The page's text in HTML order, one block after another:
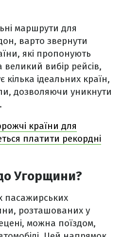
маршрути для
варто звернути
які пропонують
великий вибір рейсів,
кілька ідеальних країн,
дозволяючи уникнути
країни для
платити рекордні
Угорщини?
пасажирських
розташованих у
можна поїздом,